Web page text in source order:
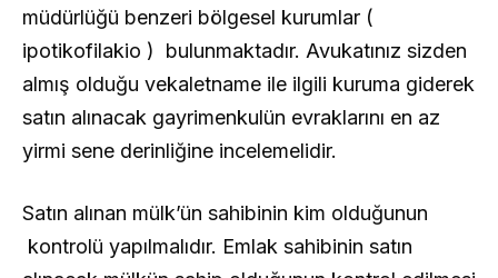
müdürlüğü benzeri bölgesel kurumlar (
ipotikofilakio ) bulunmaktadır. Avukatınız sizden
almış olduğu vekaletname ile ilgili kuruma giderek
satın alınacak gayrimenkulün evraklarını en az
yirmi sene derinliğine incelemelidir.
Satın alınan mülk’ün sahibinin kim olduğunun
kontrolü yapılmalıdır. Emlak sahibinin satın